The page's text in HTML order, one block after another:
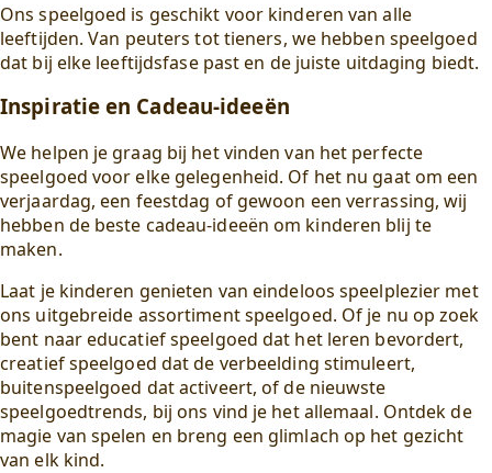
Ons speelgoed is geschikt voor kinderen van alle
leeftijden. Van peuters tot tieners, we hebben speelgoed
dat bij elke leeftijdsfase past en de juiste uitdaging biedt.
Inspiratie en Cadeau-ideeën
We helpen je graag bij het vinden van het perfecte
speelgoed voor elke gelegenheid. Of het nu gaat om een
verjaardag, een feestdag of gewoon een verrassing, wij
hebben de beste cadeau-ideeën om kinderen blij te
maken.
Laat je kinderen genieten van eindeloos speelplezier met
ons uitgebreide assortiment speelgoed. Of je nu op zoek
bent naar educatief speelgoed dat het leren bevordert,
creatief speelgoed dat de verbeelding stimuleert,
buitenspeelgoed dat activeert, of de nieuwste
speelgoedtrends, bij ons vind je het allemaal. Ontdek de
magie van spelen en breng een glimlach op het gezicht
van elk kind.